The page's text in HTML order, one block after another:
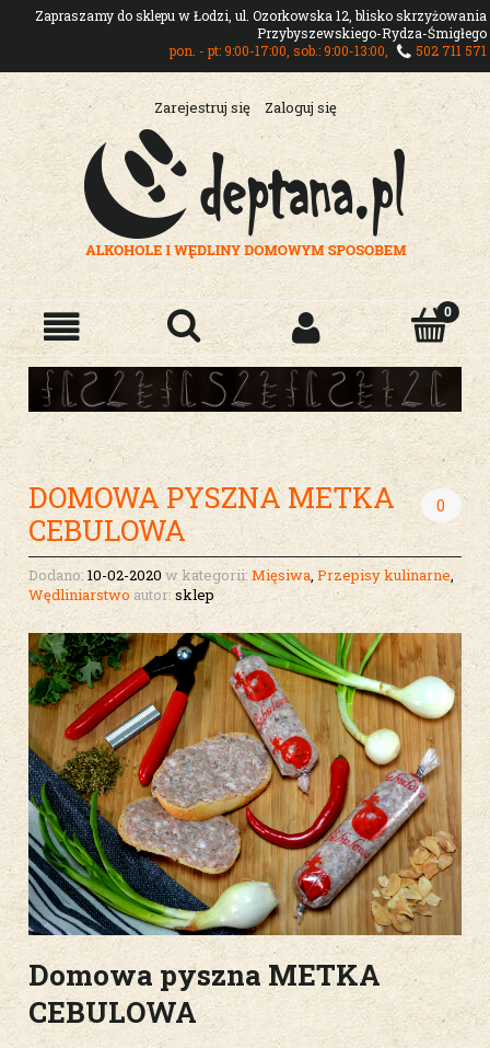
Zapraszamy do sklepu w Łodzi, ul. Ozorkowska 12, blisko skrzyżowania
Przybyszewskiego-Rydza-Śmigłego
pon. - pt: 9:00-17:00, sob.: 9:00-13:00,
502 711 571
Zarejestruj się Zaloguj się
DOMOWA PYSZNA METKA
CEBULOWA
0
Dodano: 10-02-2020 w kategorii: Mięsiwa Przepisy kulinarne
Wędliniarstwo autor: sklep
Domowa pyszna METKA
CEBULOWA